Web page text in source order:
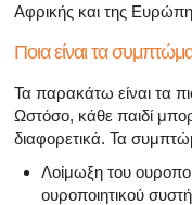
Αφρικής και της
Ποια είναι τα
Τα παρακάτω είναι τα
Ωστόσο, κάθε παιδί
διαφορετικά. Τα
Λοίμωξη του
ουροποιητικού